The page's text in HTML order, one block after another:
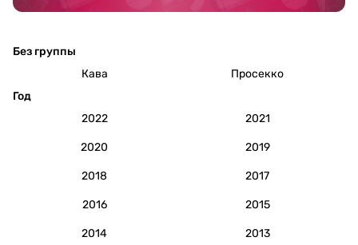
Без группы
Кава
Просекко
Год
2022
2021
2020 2019
2018 2017
2016 2015
2014 2013